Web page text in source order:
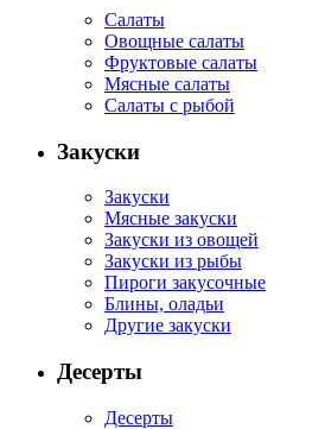
Салаты
Овощные салаты
Фруктовые салаты
Мясные салаты
Салаты с рыбой
Закуски
Закуски
Мясные закуски
Закуски из овощей
Закуски из рыбы
Пироги закусочные
Блины, оладьи
Другие закуски
Десерты
Десерты